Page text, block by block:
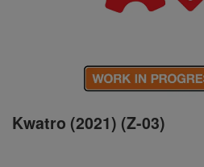
Kwatro (2021) (Z-03)